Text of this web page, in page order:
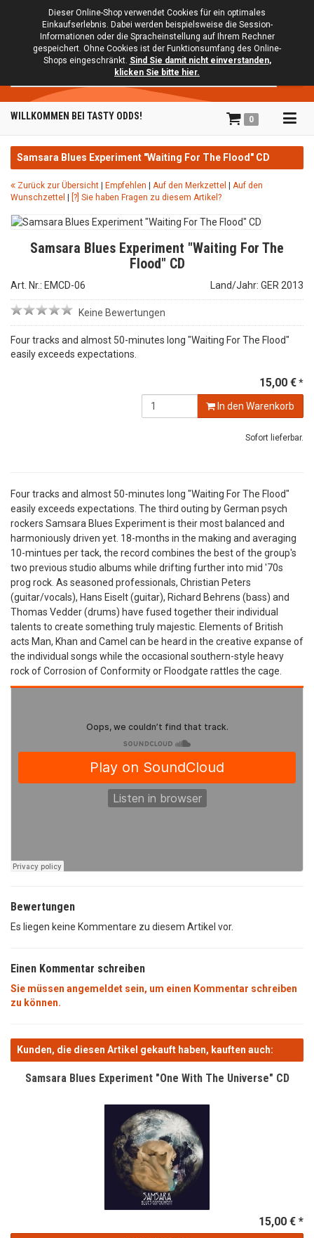
Dieser Online-Shop verwendet Cookies für ein optimales
Einkaufserlebnis. Dabei werden beispielsweise die Session-
Informationen oder die Spracheinstellung auf Ihrem Rechner
gespeichert. Ohne Cookies ist der Funktionsumfang des Online-
Shops eingeschränkt. Sind Sie damit nicht einverstanden,
klicken Sie bitte hier.
WILLKOMMEN BEI TASTY ODDS! 0
Samsara Blues Experiment "Waiting For The Flood" CD
Zurück zur Übersicht Empfehlen Auf den Merkzettel
Auf den
Wunschzettel
[?] Sie haben Fragen zu diesem Artikel?
Samsara Blues Experiment "Waiting For The
Flood" CD
Art. Nr.: EMCD-06 Land/Jahr: GER 2013
Keine Bewertungen
Four tracks and almost 50-minutes long "Waiting For The Flood"
easily exceeds expectations.
15,00 €*
In den Warenkorb
Sofort lieferbar.
Four tracks and almost 50-minutes long "Waiting For The Flood"
easily exceeds expectations. The third outing by German psych
rockers Samsara Blues Experiment is their most balanced and
harmoniously driven yet. 18-months in the making and averaging
10-mintues per tack, the record combines the best of the group's
two previous studio albums while drifting further into mid '70s
prog rock. As seasoned professionals, Christian Peters
(guitar/vocals), Hans Eiselt (guitar), Richard Behrens (bass) and
Thomas Vedder (drums) have fused together their individual
talents to create something truly majestic. Elements of British
acts Man, Khan and Camel can be heard in the creative expanse of
the individual songs while the occasional southern-style heavy
rock of Corrosion of Conformity or Floodgate rattles the cage.
Bewertungen
Es liegen keine Kommentare zu diesem Artikel vor.
Einen Kommentar schreiben
Sie müssen angemeldet sein, um einen Kommentar schreiben
zu können.
Kunden, die diesen Artikel gekauft haben, kauften auch:
Samsara Blues Experiment "One With The Universe" CD
15,00 € *